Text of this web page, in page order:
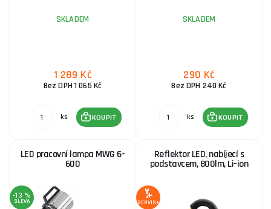
SKLADEM
1 289 Kč
Bez DPH 1 065 Kč
ks KOUPIT
SKLADEM
290 Kč
Bez DPH 240 Kč
ks KOUPIT
LED pracovní lampa MWG 6-
600
-13 %
SLEVA
Reflektor LED, nabíjecí s
podstavcem, 800lm, Li-ion
SERVIS+